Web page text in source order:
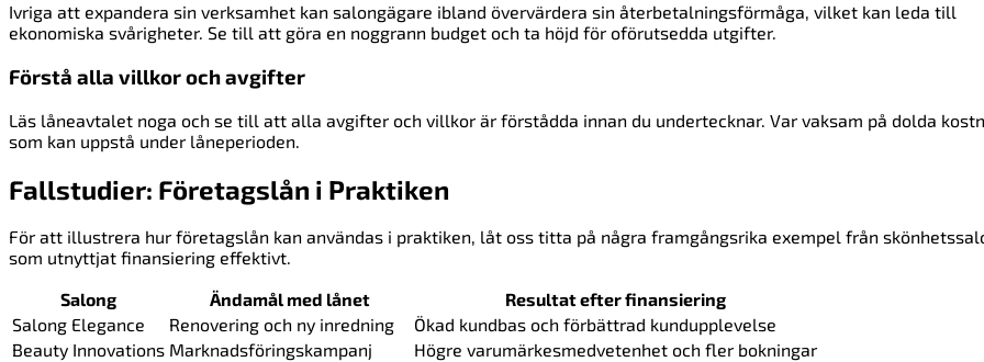
Ivriga att expandera sin verksamhet kan salongägare ibland övervärdera sin återbetalningsförmåga, vilket kan leda till
ekonomiska svårigheter. Se till att göra en noggrann budget och ta höjd för oförutsedda utgifter.
Förstå alla villkor och avgifter
Läs låneavtalet noga och se till att alla avgifter och villkor är förstådda innan du undertecknar. Var vaksam på dolda
som kan uppstå under låneperioden.
Fallstudier: Företagslån i Praktiken
För att illustrera hur företagslån kan användas i praktiken, låt oss titta på några framgångsrika exempel från
som utnyttjat finansiering effektivt.
Salong
Ändamål med lånet
Resultat efter finansiering
Salong Elegance
Renovering och ny inredning
Ökad kundbas och förbättrad kundupplevelse
Beauty Innovations Marknadsföringskampanj
Högre varumärkesmedvetenhet och fler bokningar